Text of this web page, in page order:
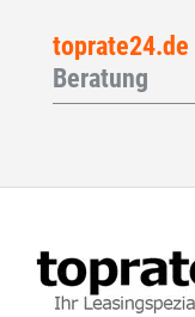
toprate24.de
Beratung